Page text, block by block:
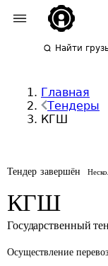
Найти
Главная
Тендеры
КГШ
Тендер завершён
КГШ
Государственный
Осуществление